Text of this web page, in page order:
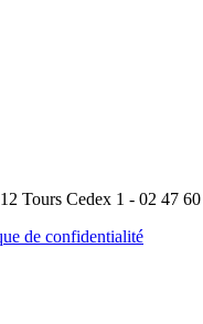
Tours Cedex 1 - 02 47
de confidentialité